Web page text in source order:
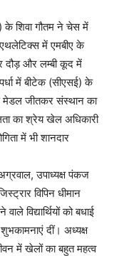
के शिवा गौतम ने चेस में
एथलेटिक्स में एमबीए के
दौड़ और लम्बी कूद में
में बीटेक (सीएसई) के
मेडल जीतकर संस्थान का
का श्रेय खेल अधिकारी
में भी शानदार
उपाध्यक्ष पंकज
विपिन धीमान
विद्यार्थियों को बधाई
दीं। अध्यक्ष
में खेलों का बहुत महत्व